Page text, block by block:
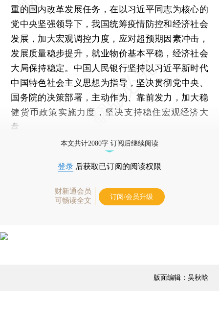
重的国内改革发展任务，在以习近平同志为核心的
党中央坚强领导下，我国统筹疫情防控和经济社会
发展，加大宏观调控力度，应对超预期因素冲击，
发展质量稳步提升，就业物价基本平稳，经济社会
大局保持稳定。中国人民银行坚持以习近平新时代
中国特色社会主义思想为指导，坚决贯彻党中央、
国务院的决策部署，主动作为、靠前发力，加大稳
健货币政策实施力度，坚决支持稳住宏观经济大
盘。
本文共计2080字 订阅后继续阅读
登录 后获取已订阅的阅读权限
财新通会员
可畅读全文
订阅/会员升级
版面编辑：吴秋晗